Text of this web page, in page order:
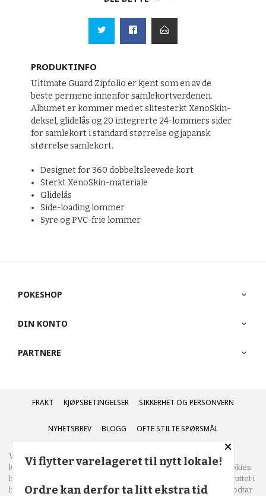
PRODUKTINFO
Ultimate Guard Zipfolio er kjent som en av de
beste permene innenfor samlekortverdenen.
Albumet er kommer med et slitesterkt XenoSkin-
deksel, glidelås og 20 integrerte 24-lommers sider
for samlekort i standard størrelse og japansk
størrelse samlekort.
Designet for 360 dobbeltsleevede kort
Sterkt XenoSkin-materiale
Glidelås
Side-loading lommer
Syre og PVC-frie lommer
POKESHOP
DIN KONTO
PARTNERE
FRAKT KJØPSBETINGELSER SIKKERHET OG PERSONVERN
NYHETSBREV BLOGG OFTE STILTE SPØRSMÅL
Vår nettbutikk bruker cookies slik at du får en bedre
kjøpsopplevelse og vi kan yte deg bedre service. Vi bruker cookies
hovedsaklig til å lagre innloggingsdetaljer og huske hva du har puttet i
handlekurven din. Fortsett å bruke siden som normalt om du godtar
×
Vi flytter varelageret til nytt lokale!
Ordre kan derfor ta litt ekstra tid